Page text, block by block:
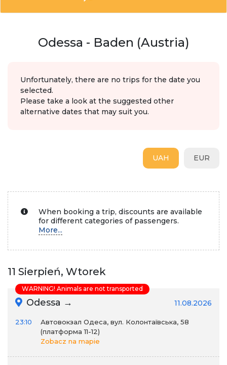
Odessa - Baden (Austria)
Unfortunately, there are no trips for the date you
selected.
Please take a look at the suggested other
alternative dates that may suit you.
EUR
UAH
When booking a trip, discounts are available
for different categories of passengers.
More...
11 Sierpień, Wtorek
Odessa → 11.08.2026
23:10
Автовокзал Одеса, вул. Колонтаївська, 58
(платформа 11-12)
Zobacz na mapie
WARNING! Animals are not transported